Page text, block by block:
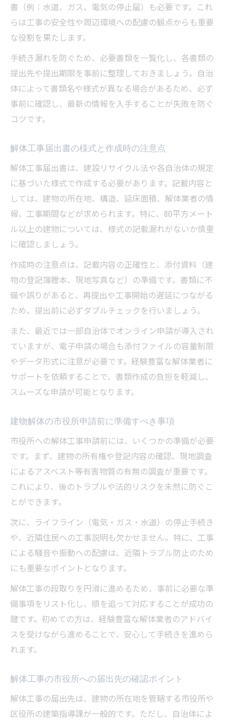
書（例：水道、ガス、電気の停止届）も必要です。これ
らは工事の安全性や周辺環境への配慮の観点からも重要
な役割を果たします。
手続き漏れを防ぐため、必要書類を一覧化し、各書類の
提出先や提出期限を事前に整理しておきましょう。自治
体によって書類名や様式が異なる場合があるため、必ず
事前に確認し、最新の情報を入手することが失敗を防ぐ
コツです。
解体工事届出書の様式と作成時の注意点
解体工事届出書は、建設リサイクル法や各自治体の規定
に基づいた様式で作成する必要があります。記載内容と
しては、建物の所在地、構造、延床面積、解体業者の情
報、工事期間などが求められます。特に、80平方メート
ル以上の建物については、様式の記載漏れがないか慎重
に確認しましょう。
作成時の注意点は、記載内容の正確性と、添付資料（建
物の登記簿謄本、現地写真など）の準備です。書類に不
備や誤りがあると、再提出や工事開始の遅延につながる
ため、提出前に必ずダブルチェックを行いましょう。
また、最近では一部自治体でオンライン申請が導入され
ていますが、電子申請の場合も添付ファイルの容量制限
やデータ形式に注意が必要です。経験豊富な解体業者に
サポートを依頼することで、書類作成の負担を軽減し、
スムーズな申請が可能となります。
建物解体の市役所申請前に準備すべき事項
市役所への解体工事申請前には、いくつかの準備が必要
です。まず、建物の所有権や登記内容の確認、現地調査
によるアスベスト等有害物質の有無の調査が重要です。
これにより、後のトラブルや法的リスクを未然に防ぐこ
とができます。
次に、ライフライン（電気・ガス・水道）の停止手続き
や、近隣住民への工事説明も欠かせません。特に、工事
による騒音や振動への配慮は、近隣トラブル防止のため
にも重要なポイントとなります。
解体工事の段取りを円滑に進めるため、事前に必要な準
備事項をリスト化し、順を追って対応することが成功の
鍵です。初めての方は、経験豊富な解体業者のアドバイ
スを受けながら進めることで、安心して手続きを進めら
れます。
解体工事の市役所への届出先の確認ポイント
解体工事の届出先は、建物の所在地を管轄する市役所や
区役所の建築指導課が一般的です。ただし、自治体によ